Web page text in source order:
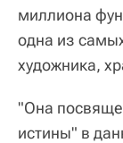
миллиона
одна из
художника,
"Она
истины" в